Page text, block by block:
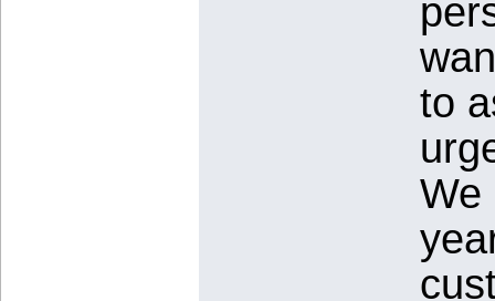
to
We